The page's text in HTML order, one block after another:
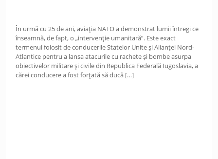
În urmă cu 25 de ani, aviația NATO a demonstrat lumii întregi ce
înseamnă, de fapt, o „intervenție umanitară”. Este exact
termenul folosit de conducerile Statelor Unite și Alianței Nord-
Atlantice pentru a lansa atacurile cu rachete și bombe asurpa
obiectivelor militare și civile din Republica Federală Iugoslavia, a
cărei conducere a fost forțată să ducă […]